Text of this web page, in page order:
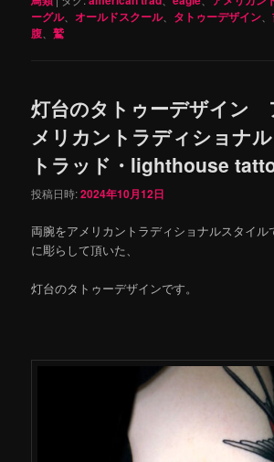
ーグル、オールドスクール、 タトゥーデザイン 、
腹 、鷲
灯台のタトゥーデザイン
メリカントラディショナル
トラッド・lighthouse
投稿日時:2024年10月12日
両腕をアメリカントラディショナルスタイル
に彫らして頂いた、
灯台のタトゥーデザインです。